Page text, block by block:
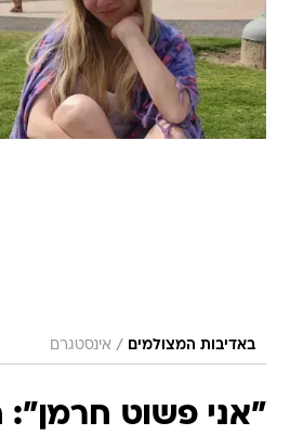
באדיבות המצולמים / אינסטגרם
"אני פשוט חרמן":